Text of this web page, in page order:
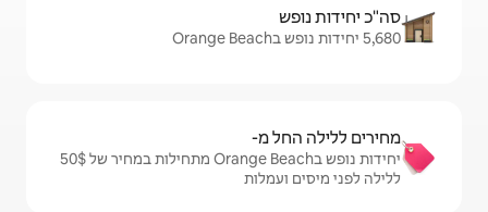
יחידות נופש בOrange Beach מתחילות במחיר של $‏50 ‏